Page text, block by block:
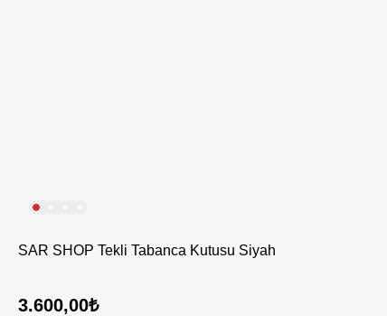
SAR SHOP Tekli Tabanca Kutusu Siyah
3.600,00₺